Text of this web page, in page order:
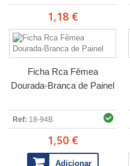
1,18 €
Ficha Rca Fêmea
Dourada-Branca de Painel
Ref: 18-94B
1,50 €
Adicionar